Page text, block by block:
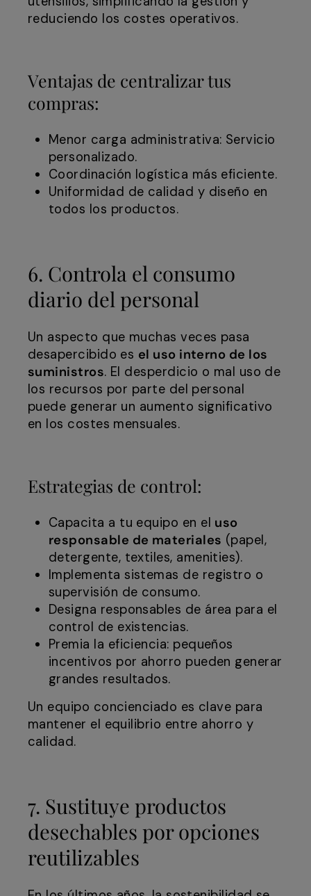
reduciendo los costes operativos.
Ventajas de centralizar tus
compras:
Menor carga administrativa: Servicio
personalizado.
Coordinación logística más eficiente.
Uniformidad de calidad y diseño en
todos los productos.
6. Controla el consumo
diario del personal
Un aspecto que muchas veces pasa
desapercibido es el uso interno de los
suministros. El desperdicio o mal uso de
los recursos por parte del personal
puede generar un aumento significativo
en los costes mensuales.
Estrategias de control:
Capacita a tu equipo en el uso
responsable de materiales (papel,
detergente, textiles, amenities).
Implementa sistemas de registro o
supervisión de consumo.
Designa responsables de área para el
control de existencias.
Premia la eficiencia: pequeños
incentivos por ahorro pueden generar
grandes resultados.
Un equipo concienciado es clave para
mantener el equilibrio entre ahorro y
calidad.
7. Sustituye productos
desechables por opciones
reutilizables